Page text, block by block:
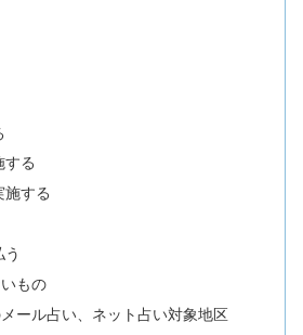
する
施する
もの
ール占い、ネット占い対象地区